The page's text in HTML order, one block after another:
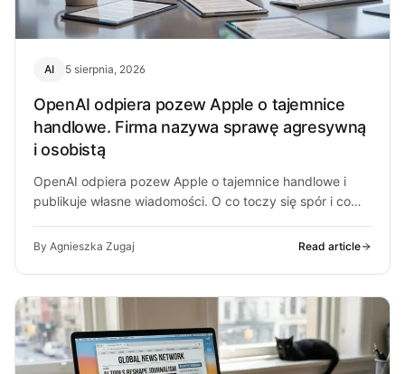
AI 5 sierpnia, 2026
OpenAI odpiera pozew Apple o tajemnice
handlowe. Firma nazywa sprawę agresywną
i osobistą
OpenAI odpiera pozew Apple o tajemnice handlowe i
publikuje własne wiadomości. O co toczy się spór i co
By Agnieszka Zugaj Read article